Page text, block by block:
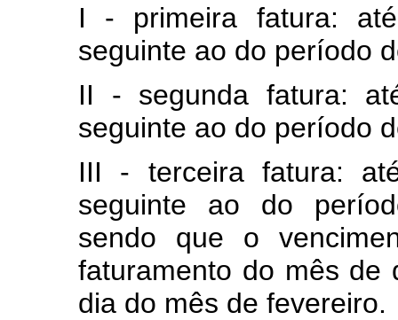
I - primeira fatura:
seguinte ao do período
II - segunda fatura:
seguinte ao do período
III - terceira fatura:
seguinte ao do
sendo que o
faturamento do mês de
dia do mês de fevereiro.